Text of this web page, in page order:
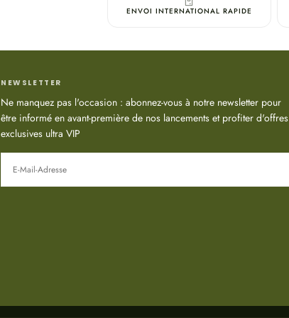
ENVOI INTERNATIONAL RAPIDE
NEWSLETTER
Ne manquez pas l'occasion : abonnez-vous à notre newsletter pour
être informé en avant-première de nos lancements et profiter d'offres
exclusives ultra VIP
E-
MAIL